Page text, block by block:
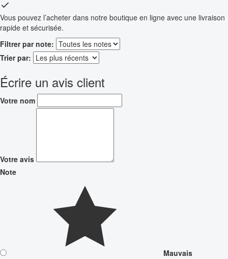
Vous pouvez l’acheter dans notre boutique en ligne avec une livraison
rapide et sécurisée.
Filtrer par note:
Trier par:
Écrire un avis client
Votre nom
Votre avis
Note
Mauvais